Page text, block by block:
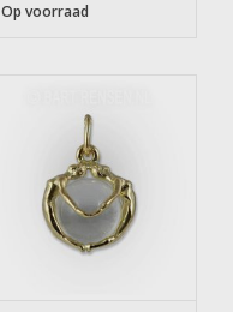
Op voorraad